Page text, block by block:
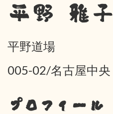
平野 雅子
平野道場
005-02/名古屋中央
プロフィール